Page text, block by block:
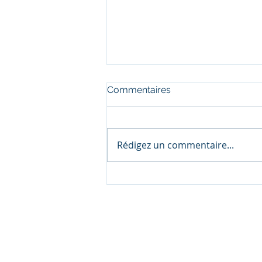
Commentaires
Rédigez un commentaire...